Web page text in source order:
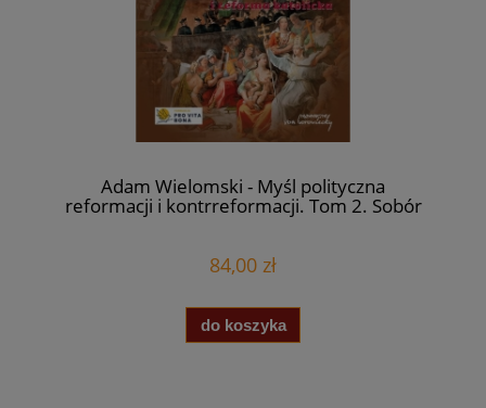
Adam Wielomski - Myśl polityczna
reformacji i kontrreformacji. Tom 2. Sobór
Trydencki i reforma katolicka
84,00 zł
do koszyka